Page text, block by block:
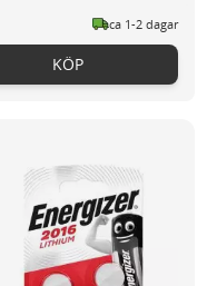
ca 1-2 dagar
KÖP